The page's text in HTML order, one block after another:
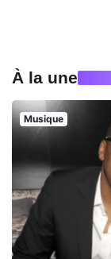
À la une
Musique